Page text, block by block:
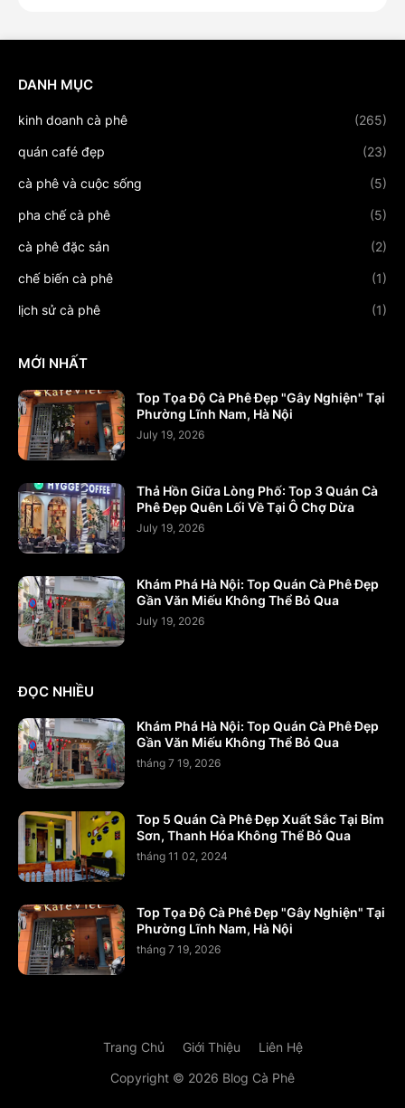
DANH MỤC
kinh doanh cà phê (265)
quán café đẹp (23)
cà phê và cuộc sống (5)
pha chế cà phê (5)
cà phê đặc sản (2)
chế biến cà phê (1)
lịch sử cà phê (1)
MỚI NHẤT
Top Tọa Độ Cà Phê Đẹp "Gây Nghiện" Tại
Phường Lĩnh Nam, Hà Nội
July 19, 2026
Thả Hồn Giữa Lòng Phố: Top 3 Quán Cà
Phê Đẹp Quên Lối Về Tại Ô Chợ Dừa
July 19, 2026
Khám Phá Hà Nội: Top Quán Cà Phê Đẹp
Gần Văn Miếu Không Thể Bỏ Qua
July 19, 2026
ĐỌC NHIỀU
Khám Phá Hà Nội: Top Quán Cà Phê Đẹp
Gần Văn Miếu Không Thể Bỏ Qua
tháng 7 19, 2026
Top 5 Quán Cà Phê Đẹp Xuất Sắc Tại Bỉm
Sơn, Thanh Hóa Không Thể Bỏ Qua
tháng 11 02, 2024
Top Tọa Độ Cà Phê Đẹp "Gây Nghiện" Tại
Phường Lĩnh Nam, Hà Nội
tháng 7 19, 2026
Copyright © 2026 Blog Cà Phê
Trang Chủ Giới Thiệu Liên Hệ